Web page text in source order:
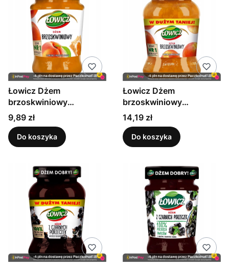
Łowicz Dżem
brzoskwiniowy
Niskosłodzony 280 g
Cena
9,89 zł
Do koszyka
Łowicz Dżem
brzoskwiniowy
niskosłodzony 450 g
Cena
14,19 zł
Do koszyka